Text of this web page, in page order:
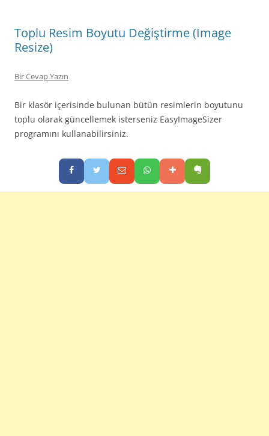
Toplu Resim Boyutu Değiştirme (Image
Resize)
Bir Cevap Yazın
Bir klasör içerisinde bulunan bütün resimlerin boyutunu
toplu olarak güncellemek isterseniz EasyImageSizer
programını kullanabilirsiniz.